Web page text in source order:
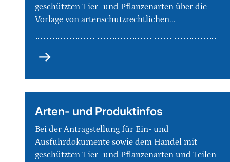
geschützten Tier- und Pflanzenarten über die
Vorlage von artenschutzrechtlichen...
Genehmigungen
Bescheinigungen
Arten- und Produktinfos
Bei der Antragstellung für Ein- und
Ausfuhrdokumente sowie dem Handel mit
geschützten Tier- und Pflanzenarten und Teilen